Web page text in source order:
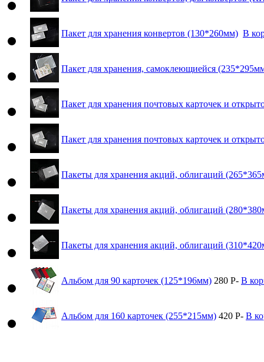
Пакет для хранения конвертов (130*260мм) В
Пакет для хранения, самоклеющиейся
Пакет для хранения почтовых карточек и
Пакет для хранения почтовых карточек и
Пакеты для хранения акций, облигаций
Пакеты для хранения акций, облигаций
Пакеты для хранения акций, облигаций
Альбом для 90 карточек (125*196мм) 280 Р- В
Альбом для 160 карточек (255*215мм) 420 Р- В